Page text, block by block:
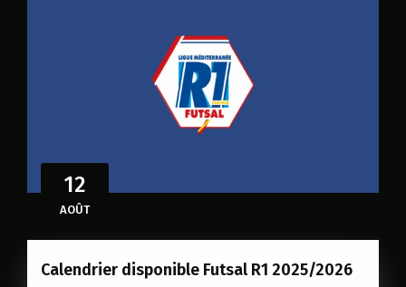
12
AOÛT
Calendrier disponible Futsal R1 2025/2026